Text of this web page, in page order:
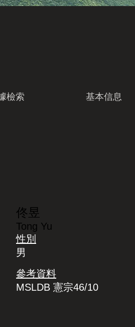
檢索 基本信息
佟昱
Tong Yu
性別
男
參考資料
MSLDB 憲宗46/10